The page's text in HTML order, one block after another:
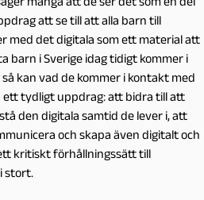
att se till att alla barn till
med det digitala som ett material att
barn i Sverige idag tidigt kommer i
kan vad de kommer i kontakt med
ett tydligt uppdrag: att bidra till att
den digitala samtid de lever i, att
och skapa även digitalt och
kritiskt förhållningssätt till
stort.